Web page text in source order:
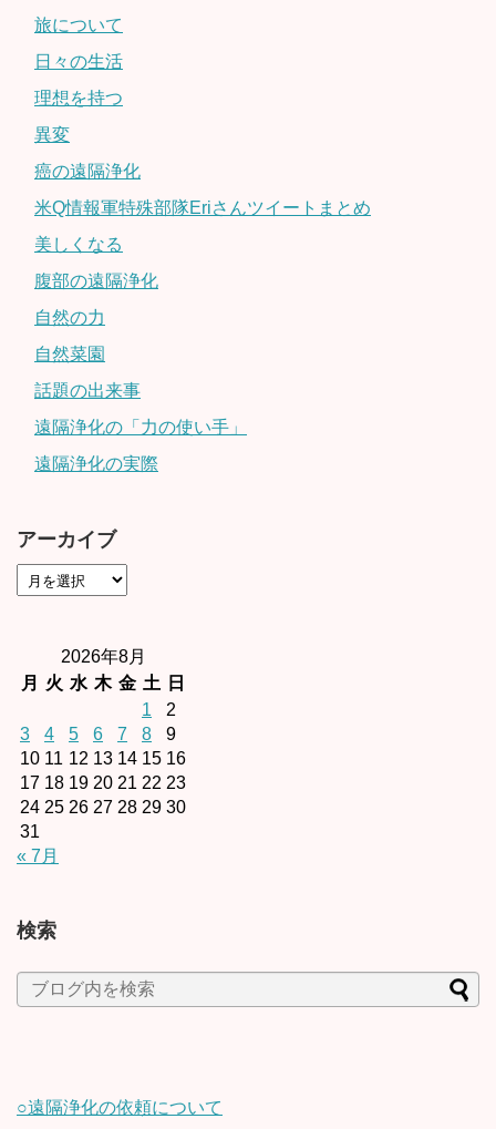
旅について
日々の生活
理想を持つ
異変
癌の遠隔浄化
米Q情報軍特殊部隊Eriさんツイートまとめ
美しくなる
腹部の遠隔浄化
自然の力
自然菜園
話題の出来事
遠隔浄化の「力の使い手」
遠隔浄化の実際
アーカイブ
2026年8月
月
火 水 木 金 土
日
1
2
3
4 5 6 7 8
9
10 11 12 13 14 15 16
17 18 19 20 21 22 23
24 25 26 27 28 29 30
31
« 7月
検索
○遠隔浄化の依頼について